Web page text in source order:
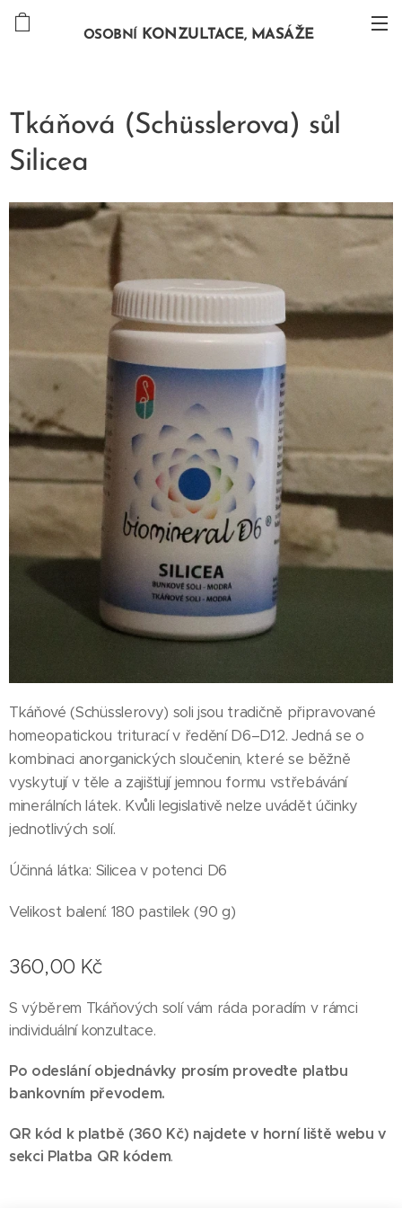
OSOBNÍ KONZULTACE, MASÁŽE
Tkáňová (Schüsslerova) sůl
Silicea
Tkáňové (Schüsslerovy) soli jsou tradičně připravované
homeopatickou triturací v ředění D6–D12. Jedná se o
kombinaci anorganických sloučenin, které se běžně
vyskytují v těle a zajišťují jemnou formu vstřebávání
minerálních látek. Kvůli legislativě nelze uvádět účinky
jednotlivých solí.
Účinná látka:​ Silicea v potenci D6
Velikost balení:​ 180 pastilek (90 g)
360,00 Kč
S výběrem Tkáňových solí vám ráda poradím v rámci
individuální konzultace.
Po odeslání objednávky prosím proveďte platbu
bankovním převodem.
QR kód k platbě (360 Kč) najdete v horní liště webu v
sekci Platba QR kódem.